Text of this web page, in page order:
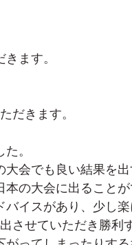
ます。
だきます。
。
会でも良い結果を
の大会に出ること
イスがあり、少し
させていただき勝利